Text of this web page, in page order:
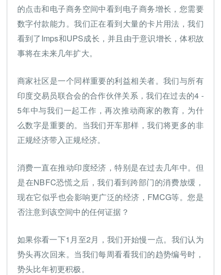
的点击和电子商务空间中看到电子商务增长，您需要
数字付款能力。我们正在看到大量的卡片用法，我们
看到了Imps和UPS成长，并且由于意识增长，体积故
事将在未来几年扩大。
商家社区是一个同样重要的利益相关者。我们与所有
印度交易员联合会的合作伙伴关系，我们在过去的4 -
5年中与我们一起工作，再次推动商家的教育，为什
么数字是重要的。当我们开车那样，我们将更多的非
正规经济带入正规经济。
消费一直在推动印度经济，特别是在过去几年中。但
是在NBFC恐慌之后，我们看到跨部门的消费放缓，
现在它似乎也会影响更广泛的经济，FMCG等。您是
否注意到该空间中的任何证据？
如果你看一下1月至2月，我们开始慢一点。我们认为
势头再次回来。当我们每周看看我们的趋势编号时，
势头比年初更积极。